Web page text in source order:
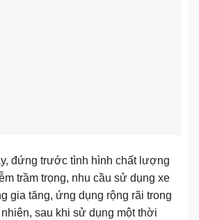
đứng trước tình hình chất lượng
trầm trọng, nhu cầu sử dụng xe
gia tăng, ứng dụng rộng rãi trong
sau khi sử dụng một thời